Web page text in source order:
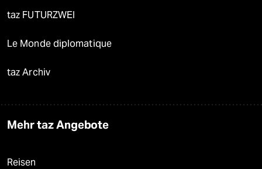
taz FUTURZWEI
Le Monde diplomatique
taz Archiv
Mehr taz Angebote
Reisen